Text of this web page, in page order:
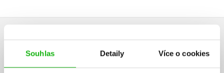
Souhlas Detaily Více o cookies
HODNOCENÍ ČTENÁŘŮ
V současné době nejsou vytvořena žádná uživatelská hodnocení.